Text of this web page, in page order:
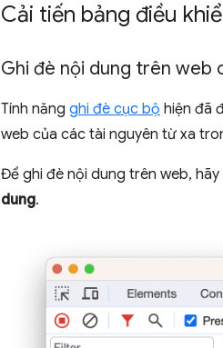
Cải tiến bảng điều
Ghi đè nội dung trên web
Tính năng ghi đè cục bộ hiện đã
web của các tài nguyên từ xa
Để ghi đè nội dung trên web,
dung.